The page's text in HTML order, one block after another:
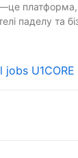
паделу та
простір
jobs